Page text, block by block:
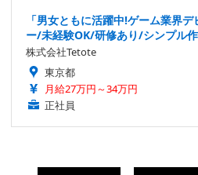
「男女ともに活躍中!ゲーム業界
ー/未経験OK/研修あり/シンプル
株式会社Tetote
東京都
月給27万円～34万円
正社員